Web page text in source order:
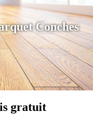
Conches
gratuit